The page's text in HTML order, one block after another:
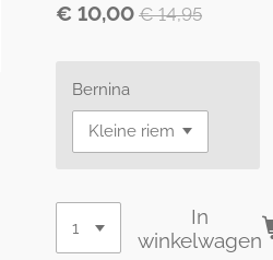
€ 10,00 € 14,95
Bernina
In
winkelwagen